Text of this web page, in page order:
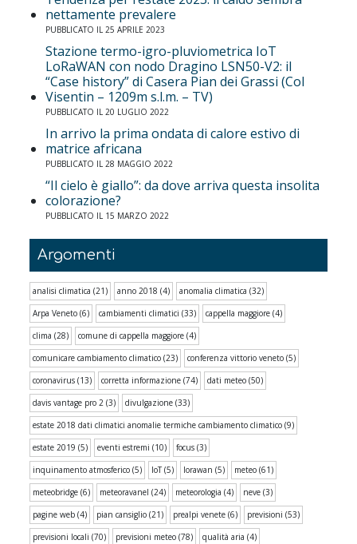
nettamente prevalere
PUBBLICATO IL 25 APRILE 2023
Stazione termo-igro-pluviometrica IoT
LoRaWAN con nodo Dragino LSN50-V2: il
“Case history” di Casera Pian dei Grassi (Col
Visentin – 1209m s.l.m. – TV)
PUBBLICATO IL 20 LUGLIO 2022
In arrivo la prima ondata di calore estivo di
matrice africana
PUBBLICATO IL 28 MAGGIO 2022
“Il cielo è giallo”: da dove arriva questa insolita
colorazione?
PUBBLICATO IL 15 MARZO 2022
Argomenti
analisi climatica (21) anno 2018 (4) anomalia climatica (32)
Arpa Veneto (6) cambiamenti climatici (33) cappella maggiore (4)
clima (28) comune di cappella maggiore (4)
comunicare cambiamento climatico (23) conferenza vittorio veneto (5)
coronavirus (13) corretta informazione (74) dati meteo (50)
davis vantage pro 2 (3) divulgazione (33)
estate 2018 dati climatici anomalie termiche cambiamento climatico (9)
estate 2019 (5) eventi estremi (10) focus (3)
inquinamento atmosferico (5) IoT(5) lorawan (5) meteo (61)
meteobridge (6) meteoravanel (24) meteorologia (4) neve (3)
pagine web (4) pian cansiglio (21) prealpi venete (6) previsioni (53)
previsioni locali (70) previsioni meteo (78) qualità aria (4)